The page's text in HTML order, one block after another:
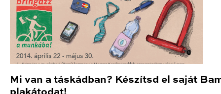
Mi van a táskádban? Készítsd el saját